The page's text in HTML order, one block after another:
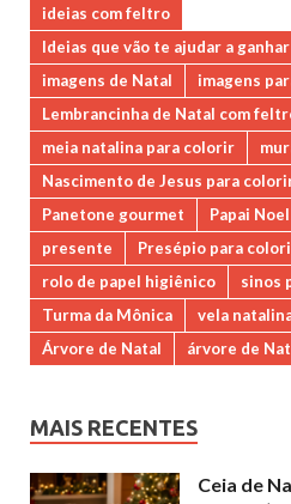
ideias com feltro
Ideias que vão te ajudar a
imagens de Natal
imagens
Lembrancinha de Natal com
meia natalina para colorir
Nascimento de Jesus para
Panetone gourmet
Papai
presente
Presépio para
rolo de papel higiênico
sinos
Turma da Mônica
vela
Árvore de Natal
árvore de
MAIS RECENTES
Ceia de